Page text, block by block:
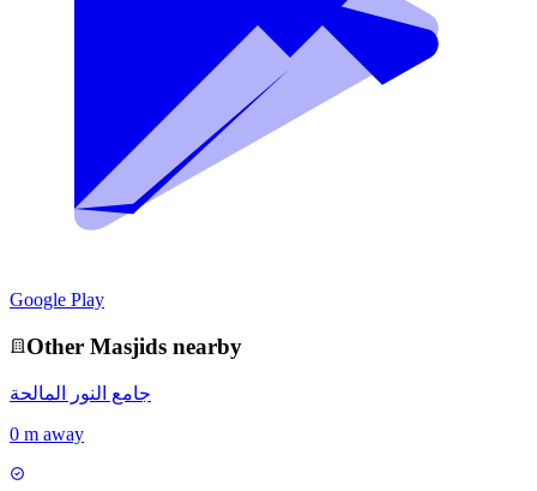
Google Play
Other Masjids nearby
جامع النور المالحة
0 m away